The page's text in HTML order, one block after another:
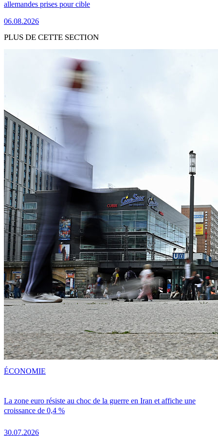
allemandes prises pour cible
06.08.2026
PLUS DE CETTE SECTION
La zone euro résiste au choc de la guerre en Iran et affiche une
croissance de 0,4 %
30.07.2026
ÉCONOMIE